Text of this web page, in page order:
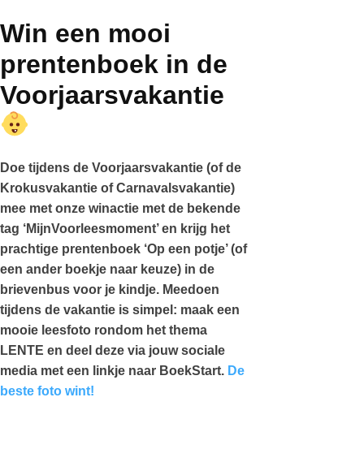
Win een mooi
prentenboek in de
Voorjaarsvakantie
Doe tijdens de Voorjaarsvakantie (of de
Krokusvakantie of Carnavalsvakantie)
mee met onze winactie met de bekende
tag ‘MijnVoorleesmoment’ en krijg het
prachtige prentenboek ‘Op een potje’ (of
een ander boekje naar keuze) in de
brievenbus voor je kindje. Meedoen
tijdens de vakantie is simpel: maak een
mooie leesfoto rondom het thema
LENTE en deel deze via jouw sociale
media met een linkje naar BoekStart. De
beste foto wint!